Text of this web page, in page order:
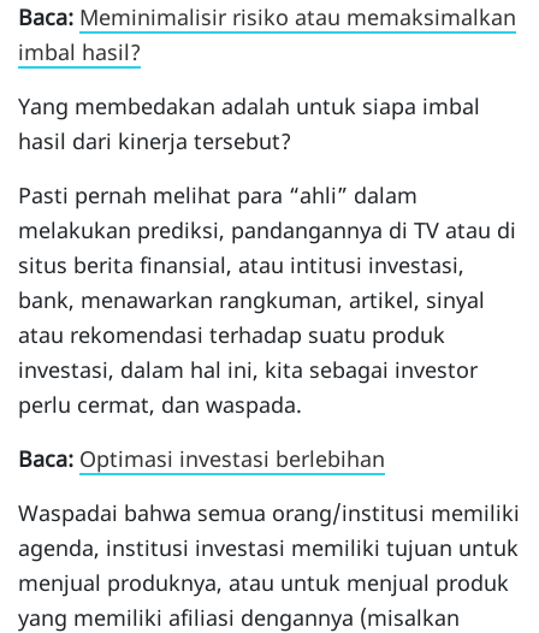
Baca: Meminimalisir risiko atau memaksimalkan
imbal hasil?
Yang membedakan adalah untuk siapa imbal
hasil dari kinerja tersebut?
Pasti pernah melihat para “ahli” dalam
melakukan prediksi, pandangannya di TV atau di
situs berita finansial, atau intitusi investasi,
bank, menawarkan rangkuman, artikel, sinyal
atau rekomendasi terhadap suatu produk
investasi, dalam hal ini, kita sebagai investor
perlu cermat, dan waspada.
Baca: Optimasi investasi berlebihan
Waspadai bahwa semua orang/institusi memiliki
agenda, institusi investasi memiliki tujuan untuk
menjual produknya, atau untuk menjual produk
yang memiliki afiliasi dengannya (misalkan